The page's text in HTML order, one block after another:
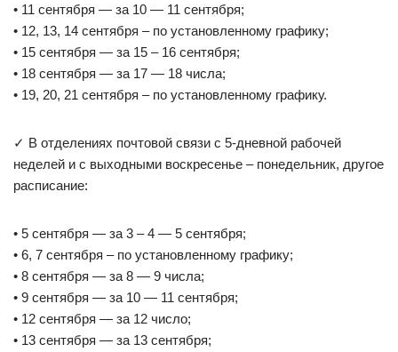
• 11 сентября — за 10 — 11 сентября;
• 12, 13, 14 сентября – по установленному графику;
• 15 сентября — за 15 – 16 сентября;
• 18 сентября — за 17 — 18 числа;
• 19, 20, 21 сентября – по установленному графику.
✓ В отделениях почтовой связи с 5-дневной рабочей
неделей и с выходными воскресенье – понедельник, другое
расписание:
• 5 сентября — за 3 – 4 — 5 сентября;
• 6, 7 сентября – по установленному графику;
• 8 сентября — за 8 — 9 числа;
• 9 сентября — за 10 — 11 сентября;
• 12 сентября — за 12 число;
• 13 сентября — за 13 сентября;